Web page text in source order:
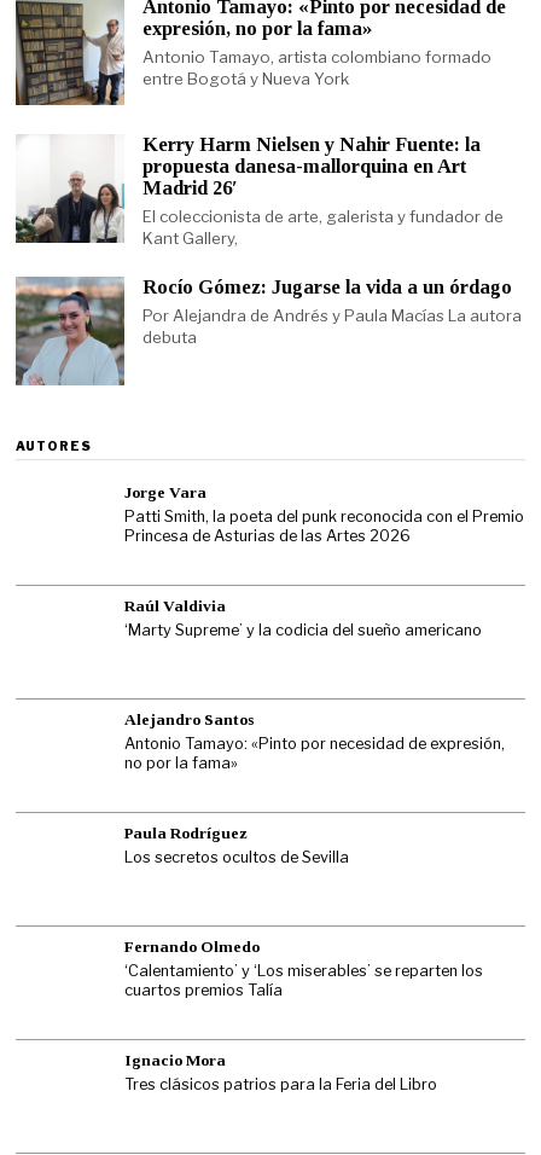
Antonio Tamayo: «Pinto por necesidad de
expresión, no por la fama»
Antonio Tamayo, artista colombiano formado
entre Bogotá y Nueva York
Kerry Harm Nielsen y Nahir Fuente: la
propuesta danesa-mallorquina en Art
Madrid 26′
El coleccionista de arte, galerista y fundador de
Kant Gallery,
Rocío Gómez: Jugarse la vida a un órdago
Por Alejandra de Andrés y Paula Macías La autora
debuta
AUTORES
Jorge Vara
Patti Smith, la poeta del punk reconocida con el Premio
Princesa de Asturias de las Artes 2026
Raúl Valdivia
‘Marty Supreme’ y la codicia del sueño americano
Alejandro Santos
Antonio Tamayo: «Pinto por necesidad de expresión,
no por la fama»
Paula Rodríguez
Los secretos ocultos de Sevilla
Fernando Olmedo
‘Calentamiento’ y ‘Los miserables’ se reparten los
cuartos premios Talía
Ignacio Mora
Tres clásicos patrios para la Feria del Libro